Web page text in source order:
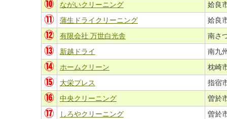
ながいクリーニング
姶良
蒲生ドライクリーニング
姶良
有限会社 万世白光舎
南さ
新越ドライ
南九
ホームクリーン
枕崎
大栄プレス
指宿
中央クリーニング
曽於
しろやクリーニング
曽於